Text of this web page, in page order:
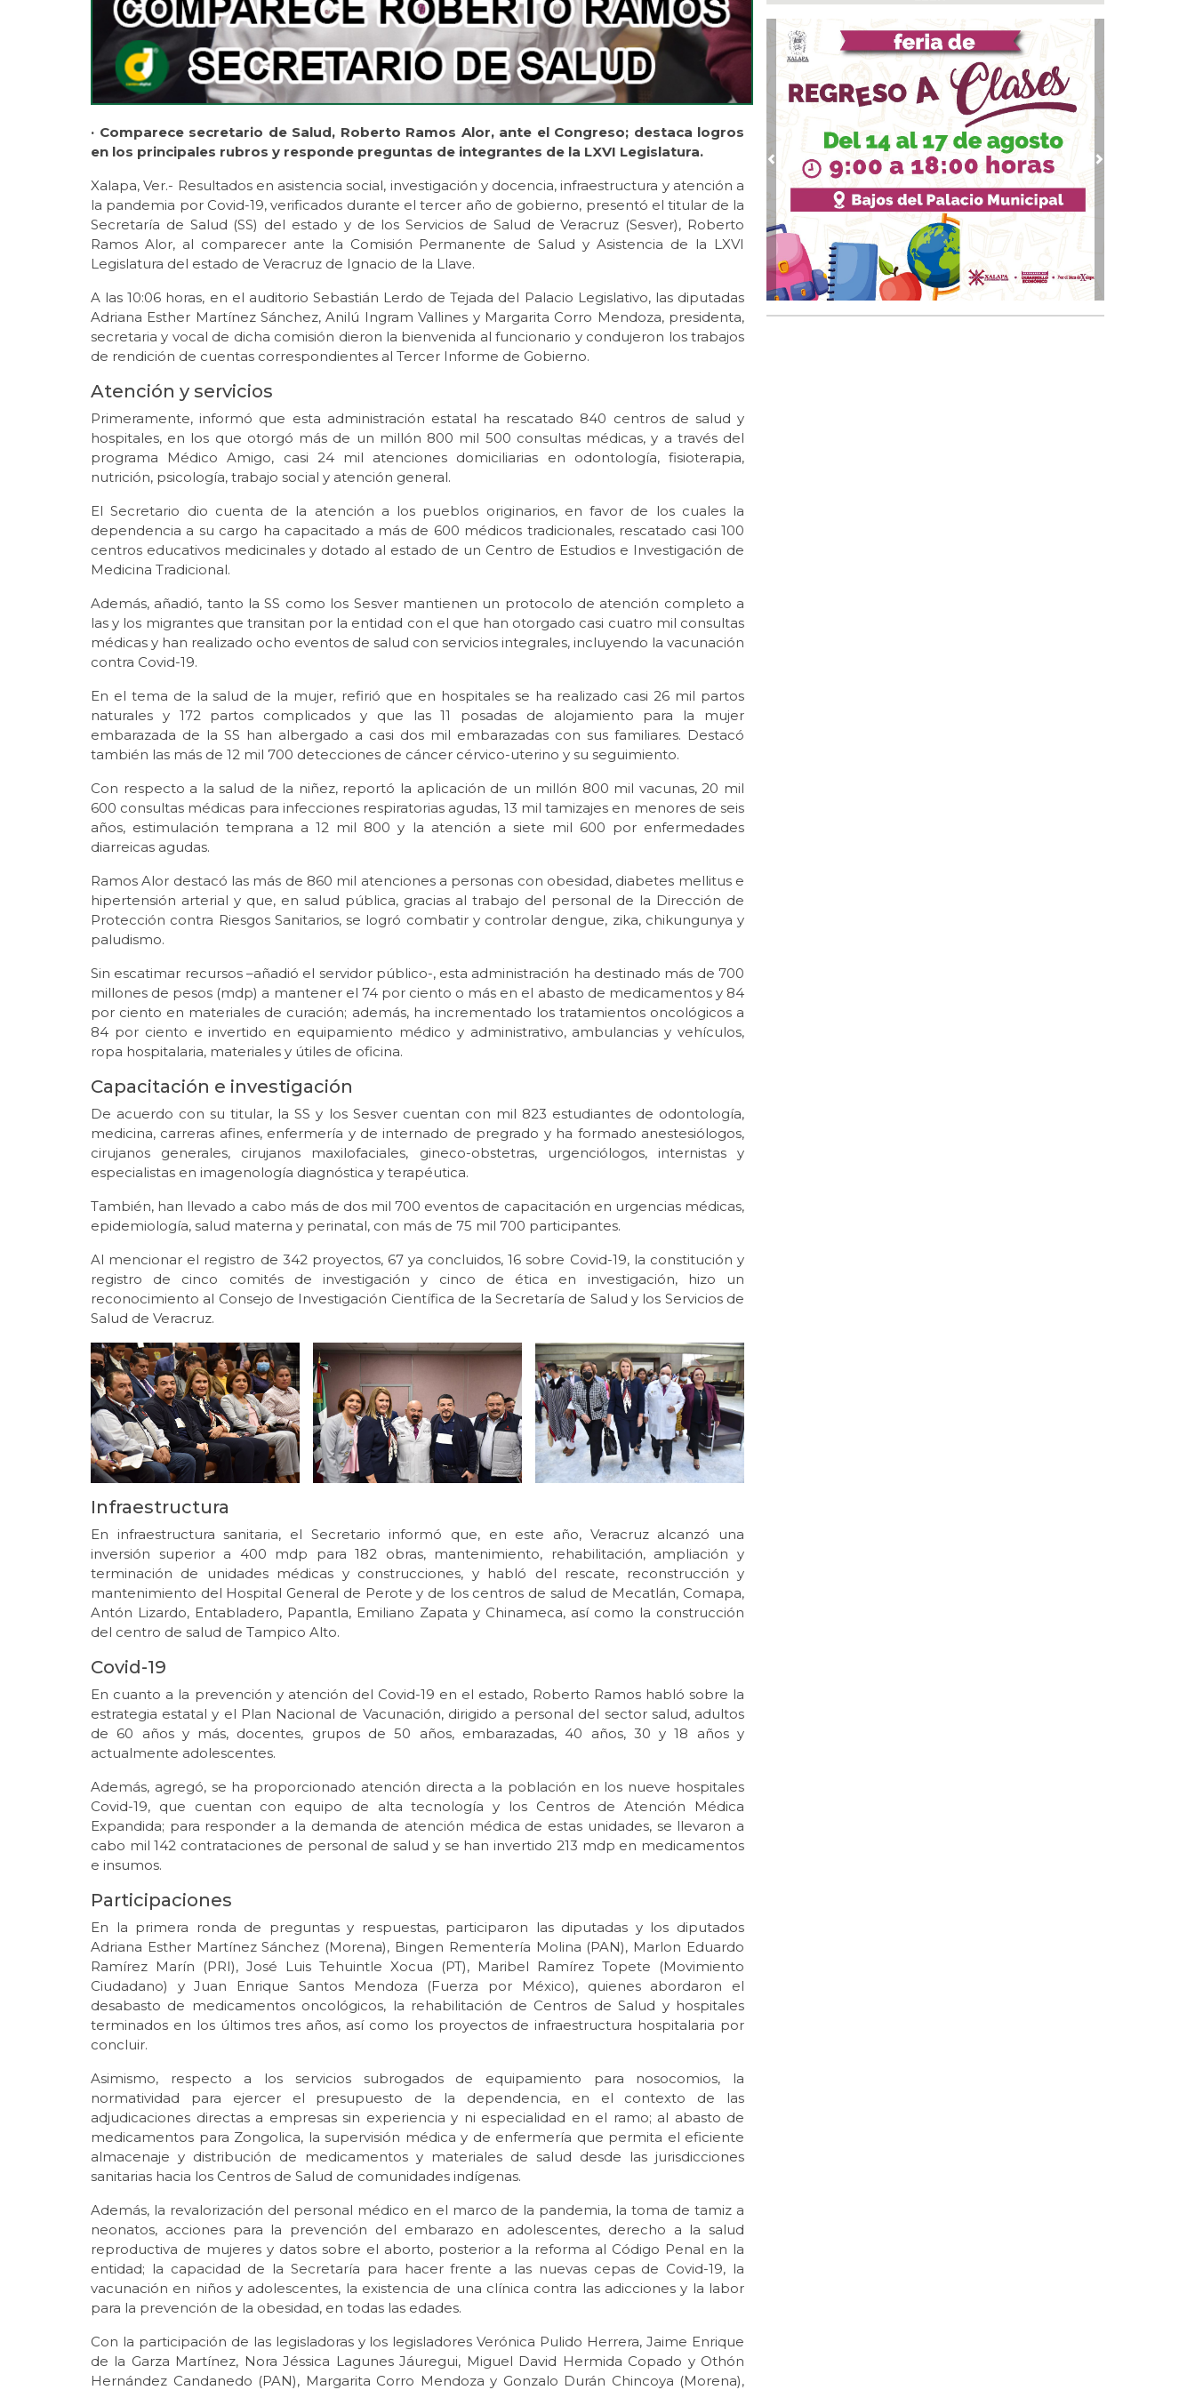
· Comparece secretario de Salud, Roberto Ramos Alor, ante el Congreso; destaca logros
en los principales rubros y responde preguntas de integrantes de la LXVI Legislatura.
Xalapa, Ver.- Resultados en asistencia social, investigación y docencia, infraestructura y atención a
la pandemia por Covid-19, verificados durante el tercer año de gobierno, presentó el titular de la
Secretaría de Salud (SS) del estado y de los Servicios de Salud de Veracruz (Sesver), Roberto
Ramos Alor, al comparecer ante la Comisión Permanente de Salud y Asistencia de la LXVI
Legislatura del estado de Veracruz de Ignacio de la Llave.
A las 10:06 horas, en el auditorio Sebastián Lerdo de Tejada del Palacio Legislativo, las diputadas
Adriana Esther Martínez Sánchez, Anilú Ingram Vallines y Margarita Corro Mendoza, presidenta,
secretaria y vocal de dicha comisión dieron la bienvenida al funcionario y condujeron los trabajos
de rendición de cuentas correspondientes al Tercer Informe de Gobierno.
Atención y servicios
Primeramente, informó que esta administración estatal ha rescatado 840 centros de salud y
hospitales, en los que otorgó más de un millón 800 mil 500 consultas médicas, y a través del
programa Médico Amigo, casi 24 mil atenciones domiciliarias en odontología, fisioterapia,
nutrición, psicología, trabajo social y atención general.
El Secretario dio cuenta de la atención a los pueblos originarios, en favor de los cuales la
dependencia a su cargo ha capacitado a más de 600 médicos tradicionales, rescatado casi 100
centros educativos medicinales y dotado al estado de un Centro de Estudios e Investigación de
Medicina Tradicional.
Además, añadió, tanto la SS como los Sesver mantienen un protocolo de atención completo a
las y los migrantes que transitan por la entidad con el que han otorgado casi cuatro mil consultas
médicas y han realizado ocho eventos de salud con servicios integrales, incluyendo la vacunación
contra Covid-19.
En el tema de la salud de la mujer, refirió que en hospitales se ha realizado casi 26 mil partos
naturales y 172 partos complicados y que las 11 posadas de alojamiento para la mujer
embarazada de la SS han albergado a casi dos mil embarazadas con sus familiares. Destacó
también las más de 12 mil 700 detecciones de cáncer cérvico-uterino y su seguimiento.
Con respecto a la salud de la niñez, reportó la aplicación de un millón 800 mil vacunas, 20 mil
600 consultas médicas para infecciones respiratorias agudas, 13 mil tamizajes en menores de seis
años, estimulación temprana a 12 mil 800 y la atención a siete mil 600 por enfermedades
diarreicas agudas.
Ramos Alor destacó las más de 860 mil atenciones a personas con obesidad, diabetes mellitus e
hipertensión arterial y que, en salud pública, gracias al trabajo del personal de la Dirección de
Protección contra Riesgos Sanitarios, se logró combatir y controlar dengue, zika, chikungunya y
paludismo.
Sin escatimar recursos –añadió el servidor público-, esta administración ha destinado más de 700
millones de pesos (mdp) a mantener el 74 por ciento o más en el abasto de medicamentos y 84
por ciento en materiales de curación; además, ha incrementado los tratamientos oncológicos a
84 por ciento e invertido en equipamiento médico y administrativo, ambulancias y vehículos,
ropa hospitalaria, materiales y útiles de oficina.
Capacitación e investigación
De acuerdo con su titular, la SS y los Sesver cuentan con mil 823 estudiantes de odontología,
medicina, carreras afines, enfermería y de internado de pregrado y ha formado anestesiólogos,
cirujanos generales, cirujanos maxilofaciales, gineco-obstetras, urgenciólogos, internistas y
especialistas en imagenología diagnóstica y terapéutica.
También, han llevado a cabo más de dos mil 700 eventos de capacitación en urgencias médicas,
epidemiología, salud materna y perinatal, con más de 75 mil 700 participantes.
Al mencionar el registro de 342 proyectos, 67 ya concluidos, 16 sobre Covid-19, la constitución y
registro de cinco comités de investigación y cinco de ética en investigación, hizo un
reconocimiento al Consejo de Investigación Científica de la Secretaría de Salud y los Servicios de
Salud de Veracruz.
Infraestructura
En infraestructura sanitaria, el Secretario informó que, en este año, Veracruz alcanzó una
inversión superior a 400 mdp para 182 obras, mantenimiento, rehabilitación, ampliación y
terminación de unidades médicas y construcciones, y habló del rescate, reconstrucción y
mantenimiento del Hospital General de Perote y de los centros de salud de Mecatlán, Comapa,
Antón Lizardo, Entabladero, Papantla, Emiliano Zapata y Chinameca, así como la construcción
del centro de salud de Tampico Alto.
Covid-19
En cuanto a la prevención y atención del Covid-19 en el estado, Roberto Ramos habló sobre la
estrategia estatal y el Plan Nacional de Vacunación, dirigido a personal del sector salud, adultos
de 60 años y más, docentes, grupos de 50 años, embarazadas, 40 años, 30 y 18 años y
actualmente adolescentes.
Además, agregó, se ha proporcionado atención directa a la población en los nueve hospitales
Covid-19, que cuentan con equipo de alta tecnología y los Centros de Atención Médica
Expandida; para responder a la demanda de atención médica de estas unidades, se llevaron a
cabo mil 142 contrataciones de personal de salud y se han invertido 213 mdp en medicamentos
e insumos.
Participaciones
En la primera ronda de preguntas y respuestas, participaron las diputadas y los diputados
Adriana Esther Martínez Sánchez (Morena), Bingen Rementería Molina (PAN), Marlon Eduardo
Ramírez Marín (PRI), José Luis Tehuintle Xocua (PT), Maribel Ramírez Topete (Movimiento
Ciudadano) y Juan Enrique Santos Mendoza (Fuerza por México), quienes abordaron el
desabasto de medicamentos oncológicos, la rehabilitación de Centros de Salud y hospitales
terminados en los últimos tres años, así como los proyectos de infraestructura hospitalaria por
concluir.
Asimismo, respecto a los servicios subrogados de equipamiento para nosocomios, la
normatividad para ejercer el presupuesto de la dependencia, en el contexto de las
adjudicaciones directas a empresas sin experiencia y ni especialidad en el ramo; al abasto de
medicamentos para Zongolica, la supervisión médica y de enfermería que permita el eficiente
almacenaje y distribución de medicamentos y materiales de salud desde las jurisdicciones
sanitarias hacia los Centros de Salud de comunidades indígenas.
Además, la revalorización del personal médico en el marco de la pandemia, la toma de tamiz a
neonatos, acciones para la prevención del embarazo en adolescentes, derecho a la salud
reproductiva de mujeres y datos sobre el aborto, posterior a la reforma al Código Penal en la
entidad; la capacidad de la Secretaría para hacer frente a las nuevas cepas de Covid-19, la
vacunación en niños y adolescentes, la existencia de una clínica contra las adicciones y la labor
para la prevención de la obesidad, en todas las edades.
Con la participación de las legisladoras y los legisladores Verónica Pulido Herrera, Jaime Enrique
de la Garza Martínez, Nora Jéssica Lagunes Jáuregui, Miguel David Hermida Copado y Othón
Hernández Candanedo (PAN), Margarita Corro Mendoza y Gonzalo Durán Chincoya (Morena),
prevención en la niñez del municipio
Ago 07, 2026 / 13:23
📰 Síntesis Legislativa Nacional 07/08/2026
Ago 07, 2026 / 12:57
Ingenio San Pedro busca acuerdos con Gobierno
de Veracruz para mantener operaciones y
empleos
Ago 07, 2026 / 12:49
Localizan e inhabilitan dos tomas clandestinas y
desmantelan cámaras de vigilancia irregulares en
Tuxpan
Ago 07, 2026 / 11:52
Cerveza: cinco siglos de historia en nuestro país
Ago 07, 2026 / 11:24
UMAE del IMSS Veracruz operó con éxito a
paciente con hernia diafragmática gigante
Previous Next